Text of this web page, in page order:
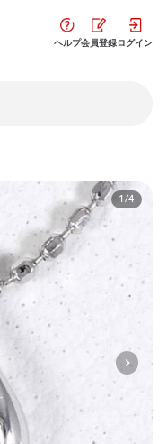
ヘルプ会員登録ログイン
1/4